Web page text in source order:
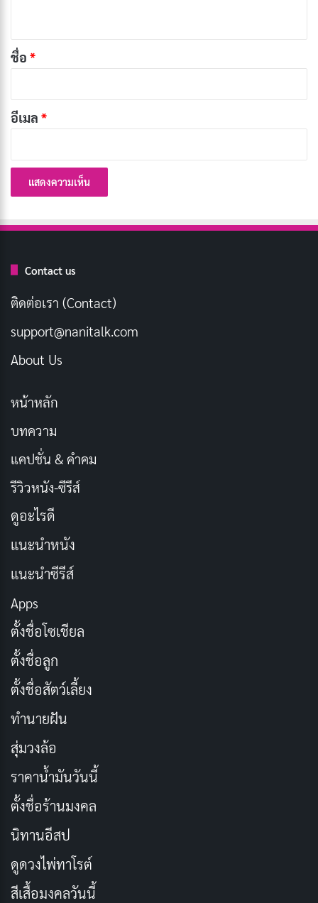
หนึ่งในคุณสมบัติที่สำคัญที่สุดของ Dolby Vision คือการใช้
ปรับแต่งภาพในแต่ละฉากหรือแต่ละเฟรมของภาพยนตร์
หรือรายการทีวี ทำให้ภาพมีความสมจริงและสอดคล้องกับ
ความลึกของสี 12 บิต: สีสันที่สมจริงอย่างเหนือชั้น
ว่าสามารถแสดงสีได้มากกว่า 68 พันล้านสี ทำให้ภาพมี
บทความที่เกี่ยวข้อง
Dolby Vision vs. Dolby Vision IQ แตกต่างกัน
ความสว่างสูงสุด 10,000 Nits: ความสว่างที่เหนือ
Dolby Vision สามารถรองรับความสว่างสูงสุดถึง 10,000
มีความสว่างและคมชัดยิ่งขึ้น โดยเฉพาะในฉากที่มีแสงจ้า
หรือฉากกลางคืน
feature on some of the latest TVs due out
in 2020 from LG and Panasonic.
But just exactly what is it and why do you
https://t.co/vhGAh7iaBo
pic.twitter.com/HeqHbOt8W7
— AVForums.com (@AVForums)
*
ชื่อ *
อีเมล *
Contact us
ติดต่อเรา (Contact)
support@nanitalk.com
About Us
หน้าหลัก
บทความ
แคปชั่น & คำคม
รีวิวหนัง-ซีรีส์
ดูอะไรดี
แนะนำหนัง
แนะนำซีรีส์
Apps
ตั้งชื่อโซเชียล
ตั้งชื่อลูก
ตั้งชื่อสัตว์เลี้ยง
ทำนายฝัน
สุ่มวงล้อ
ราคาน้ำมันวันนี้
ตั้งชื่อร้านมงคล
นิทานอีสป
ดูดวงไพ่ทาโรต์
สีเสื้อมงคลวันนี้